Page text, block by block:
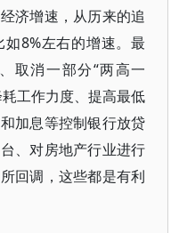
济增速，从历来的追
8%左右的增速。最
取消一部分“两高一
工作力度、提高最低
加息等控制银行放贷
、对房地产行业进行
回调，这些都是有利